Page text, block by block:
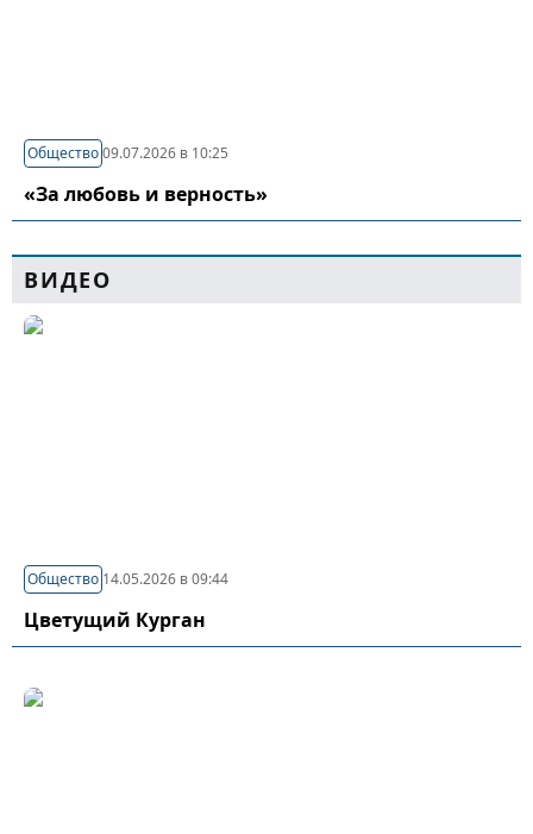
Общество09.07.2026 в 10:25
«За любовь и верность»
ВИДЕО
Общество 14.05.2026 в 09:44
Цветущий Курган